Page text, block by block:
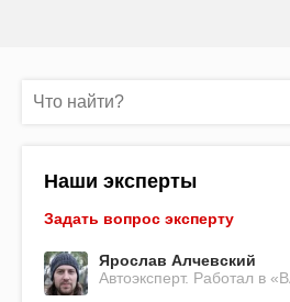
Наши эксперты
Задать вопрос эксперту
Ярослав Алчевский
Автоэксперт. Работал в